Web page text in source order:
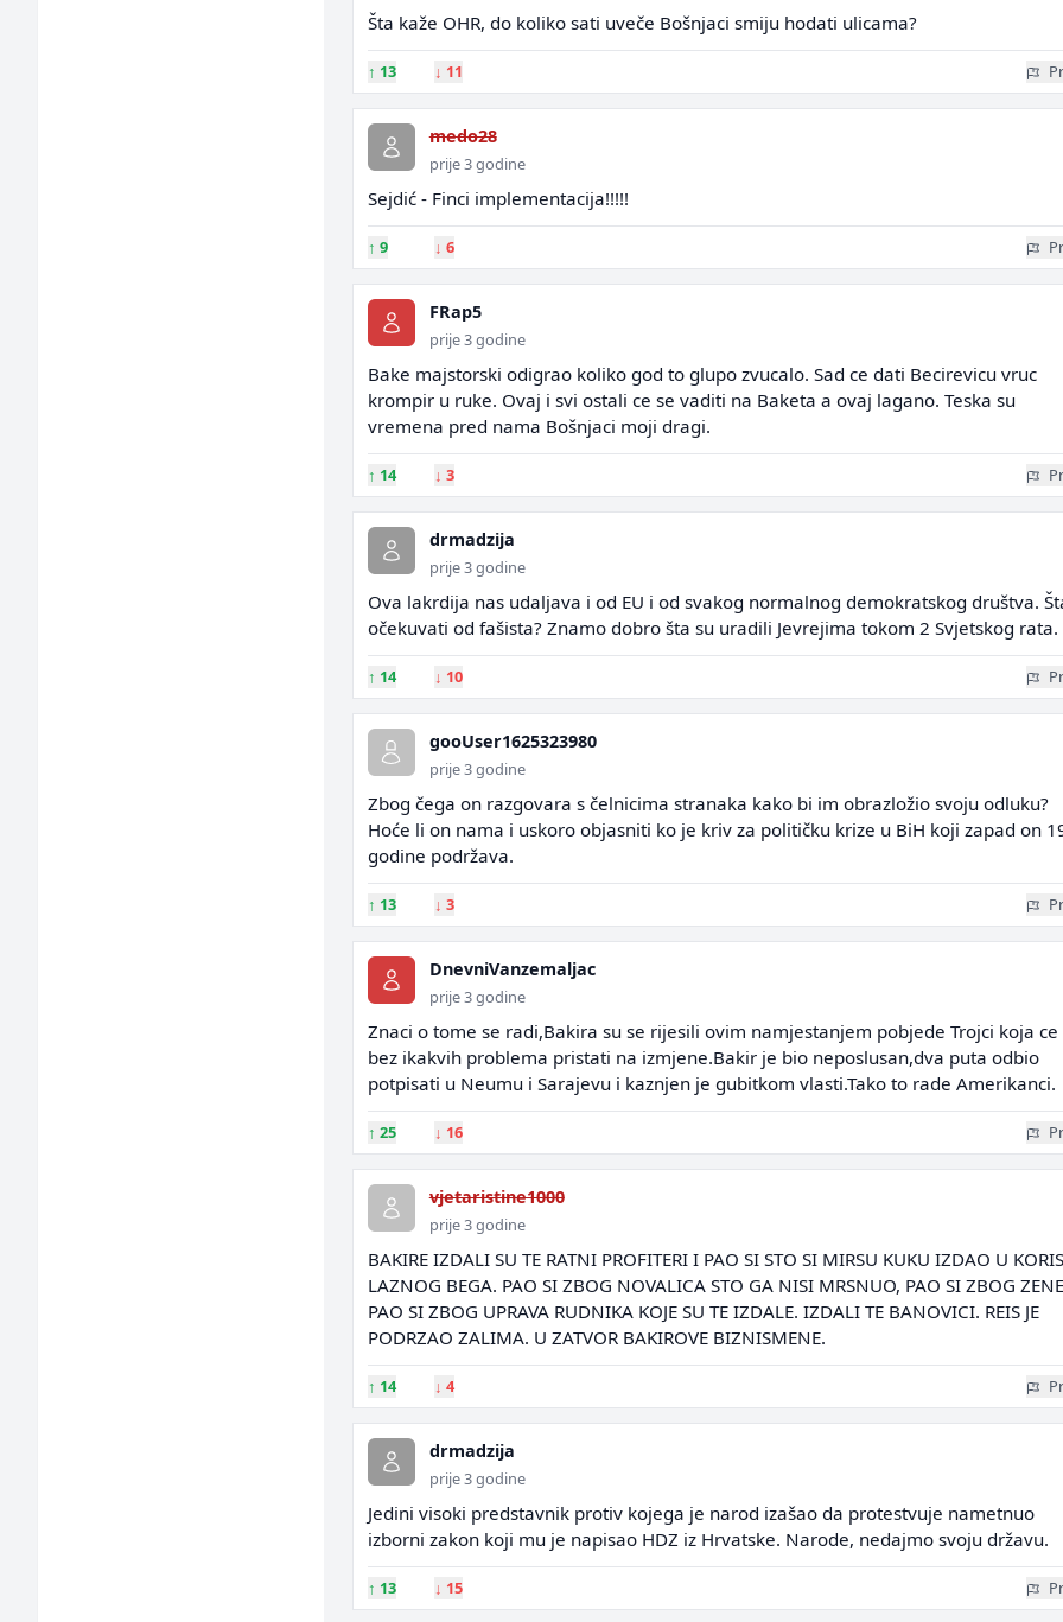
Šta kaže OHR, do koliko sati uveče Bošnjaci smiju hodati ulicama?
↑ 13 ↓ 11
medo28
prije 3 godine
Sejdić - Finci implementacija!!!!!
↑ 9 ↓ 6
FRap5
prije 3 godine
Bake majstorski odigrao koliko god to glupo zvucalo. Sad ce dati Becirevicu vruc
krompir u ruke. Ovaj i svi ostali ce se vaditi na Baketa a ovaj lagano. Teska su
vremena pred nama Bošnjaci moji dragi.
↑ 14 ↓ 3
drmadzija
prije 3 godine
Ova lakrdija nas udaljava i od EU i od svakog normalnog demokratskog društva.
očekuvati od fašista? Znamo dobro šta su uradili Jevrejima tokom 2 Svjetskog rata.
↑ 14 ↓ 10
gooUser1625323980
prije 3 godine
Zbog čega on razgovara s čelnicima stranaka kako bi im obrazložio svoju odluku?
Hoće li on nama i uskoro objasniti ko je kriv za političku krize u BiH koji zapad on
godine podržava.
↑ 13 ↓ 3
DnevniVanzemaljac
prije 3 godine
Znaci o tome se radi,Bakira su se rijesili ovim namjestanjem pobjede Trojci koja ce
bez ikakvih problema pristati na izmjene.Bakir je bio neposlusan,dva puta odbio
potpisati u Neumu i Sarajevu i kaznjen je gubitkom vlasti.Tako to rade Amerikanci.
↑ 25 ↓ 16
vjetaristine1000
prije 3 godine
BAKIRE IZDALI SU TE RATNI PROFITERI I PAO SI STO SI MIRSU KUKU IZDAO U
LAZNOG BEGA. PAO SI ZBOG NOVALICA STO GA NISI MRSNUO, PAO SI ZBOG
PAO SI ZBOG UPRAVA RUDNIKA KOJE SU TE IZDALE. IZDALI TE BANOVICI. REIS JE
PODRZAO ZALIMA. U ZATVOR BAKIROVE BIZNISMENE.
↑ 14 ↓ 4
drmadzija
prije 3 godine
Jedini visoki predstavnik protiv kojega je narod izašao da protestvuje nametnuo
izborni zakon koji mu je napisao HDZ iz Hrvatske. Narode, nedajmo svoju državu.
↑ 13 ↓ 15